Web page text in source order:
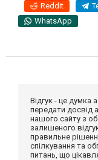
Reddit
WhatsApp
Відгук - це думка
передати досвід
нашого сайту з
залишеного
правильне
спілкування та
питань, що